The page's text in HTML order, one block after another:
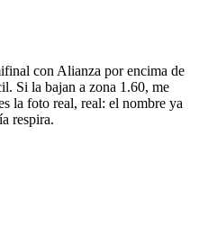
con Alianza por encima de
Si la bajan a zona 1.60, me
la foto real, real: el nombre ya
respira.